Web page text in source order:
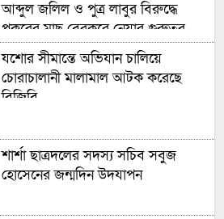
আব্দুল জলিল ও পুত্র লাবুর বিরুদ্ধে
পুকুরের মাছ বেরকরে নেয়ার গুরুতর
অভিযোগ উঠেছে
যশোর সীমান্তে অভিযান চালিয়ে
চোরাচালানী মালামাল আটক করেছে
বিজিবি
শার্শা ছাত্রদলের সদস্য সচিব সবুজ
হোসেনের জন্মদিন উদযাপন